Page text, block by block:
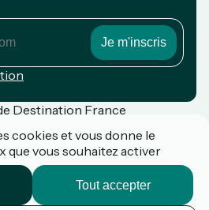
Destination France
cookies et vous donne le
que vous souhaitez activer
Tout accepter